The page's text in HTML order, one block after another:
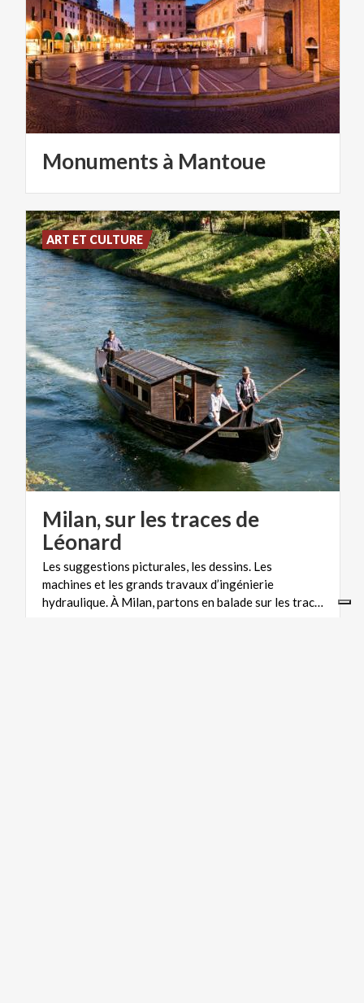
Monuments à Mantoue
Milan, sur les traces de
Léonard
Les suggestions picturales, les dessins. Les
machines et les grands travaux d’ingénierie
hydraulique. À Milan, partons en balade sur les traces de Léonard.
ART ET CULTURE